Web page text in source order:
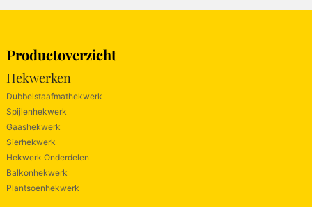
Productoverzicht
Hekwerken
Dubbelstaafmathekwerk
Spijlenhekwerk
Gaashekwerk
Sierhekwerk
Hekwerk Onderdelen
Balkonhekwerk
Plantsoenhekwerk